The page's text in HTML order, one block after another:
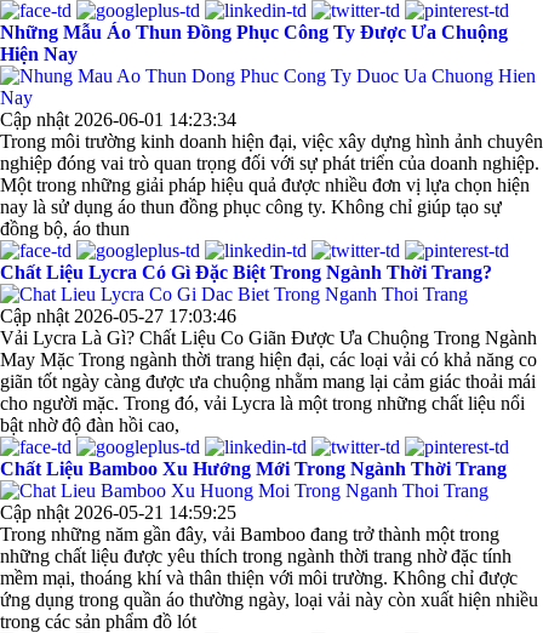
Những Mẫu Áo Thun Đồng Phục Công Ty Được Ưa Chuộng
Hiện Nay
Cập nhật 2026-06-01 14:23:34
Trong môi trường kinh doanh hiện đại, việc xây dựng hình ảnh chuyên
nghiệp đóng vai trò quan trọng đối với sự phát triển của doanh nghiệp.
Một trong những giải pháp hiệu quả được nhiều đơn vị lựa chọn hiện
nay là sử dụng áo thun đồng phục công ty. Không chỉ giúp tạo sự
đồng bộ, áo thun
Chất Liệu Lycra Có Gì Đặc Biệt Trong Ngành Thời Trang?
Cập nhật 2026-05-27 17:03:46
Vải Lycra Là Gì? Chất Liệu Co Giãn Được Ưa Chuộng Trong Ngành
May Mặc Trong ngành thời trang hiện đại, các loại vải có khả năng co
giãn tốt ngày càng được ưa chuộng nhằm mang lại cảm giác thoải mái
cho người mặc. Trong đó, vải Lycra là một trong những chất liệu nổi
bật nhờ độ đàn hồi cao,
Chất Liệu Bamboo Xu Hướng Mới Trong Ngành Thời Trang
Cập nhật 2026-05-21 14:59:25
Trong những năm gần đây, vải Bamboo đang trở thành một trong
những chất liệu được yêu thích trong ngành thời trang nhờ đặc tính
mềm mại, thoáng khí và thân thiện với môi trường. Không chỉ được
ứng dụng trong quần áo thường ngày, loại vải này còn xuất hiện nhiều
trong các sản phẩm đồ lót